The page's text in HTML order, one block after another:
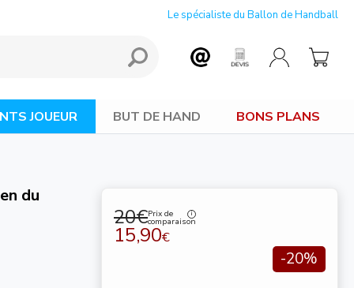
Le spécialiste du Ballon de Handball
JOUEUR BUT DE HAND BONS PLANS
20€Prix de
comparaison
15,90€
-20%
du